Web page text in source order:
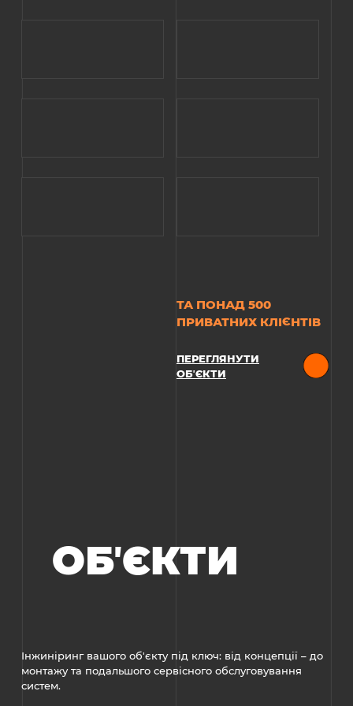
ТА ПОНАД 500
ПРИВАТНИХ КЛІЄНТІВ
ПЕРЕГЛЯНУТИ
ОБʼЄКТИ
ОБʼЄКТИ
Інжиніринг вашого об'єкту під ключ: від концепції – до
монтажу та подальшого сервісного обслуговування
систем.